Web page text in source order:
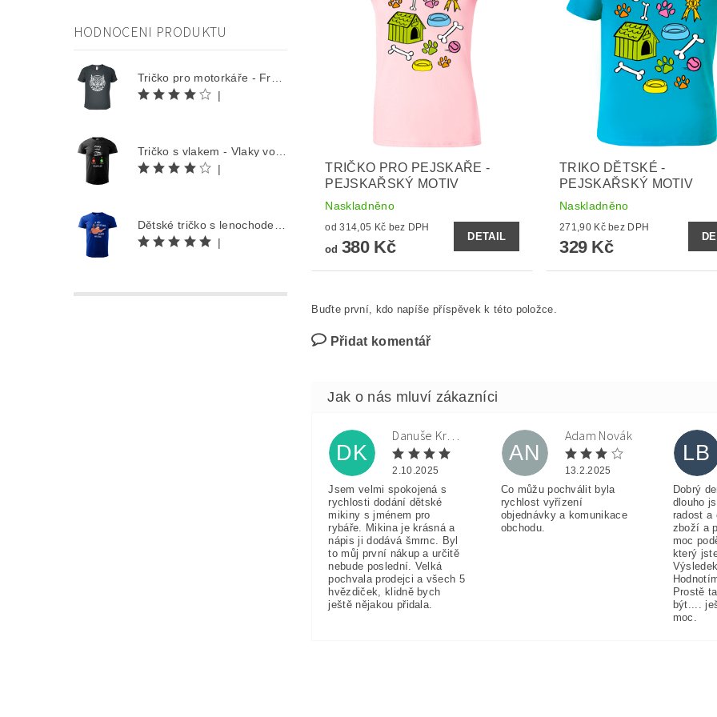
HODNOCENI PRODUKTU
|
|
|
TRIČKO PRO PEJSKAŘE -
PEJSKAŘSKÝ MOTIV
Naskladněno
od 314,05 Kč bez DPH
od 380 Kč
DETAIL
TRIKO DĚTSKÉ -
PEJSKAŘSKÝ MOTIV
Naskladněno
271,90 Kč bez DPH
329 Kč
Buďte první, kdo napíše příspěvek k této položce.
Přidat komentář
DK
Danuše Krulová
2.10.2025
Jsem velmi spokojená s
rychlosti dodání dětské
mikiny s jménem pro
rybáře. Mikina je krásná a
nápis ji dodává šmrnc. Byl
to můj první nákup a určitě
nebude poslední. Velká
pochvala prodejci a všech 5
hvězdiček, klidně bych
ještě nějakou přidala.
AN
Adam Novák
13.2.2025
Co můžu pochválit byla
rychlost vyřízení
objednávky a komunikace
obchodu.
LB
Dobrý
dlouho
radost a
zboží a
moc
který
Prostě
být....
moc.